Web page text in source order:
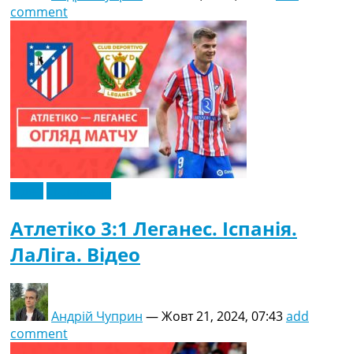
comment
Атлетіко 3:1 Леганес. Іспанія.
ЛаЛіга. Відео
Андрій Чуприн —Жовт 21, 2024, 07:43add
comment